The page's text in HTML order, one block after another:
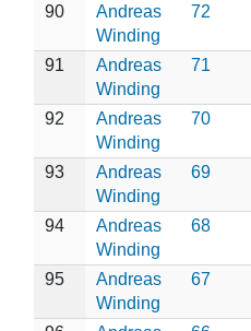
90
Andreas
Winding
72
91
Andreas
Winding
71
92
Andreas
Winding
70
93
Andreas
Winding
69
94
Andreas
Winding
68
95
Andreas
Winding
67